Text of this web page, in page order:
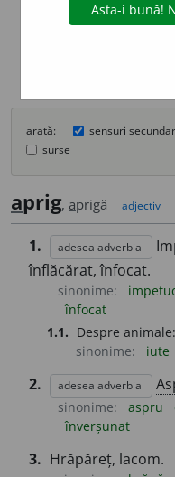
info
Puteți
arată: sensuri
surse
aprig, aprigă adjectiv
1. adesea adverbial
înflăcărat, înfocat.
sinonime:
înfocat
1.1. Despre
sinonime:
iute
2. adesea adverbial
sinonime: aspru
înverșunat
3. Hrăpăreț, lacom.